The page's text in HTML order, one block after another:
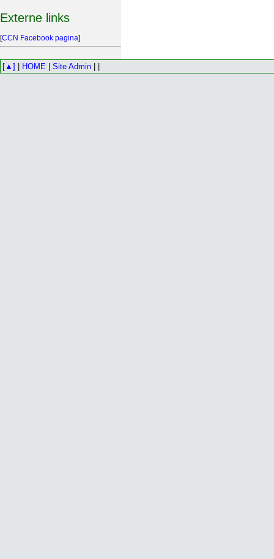
Externe links
[CCN Facebook pagina]
[▲] HOME Site Admin